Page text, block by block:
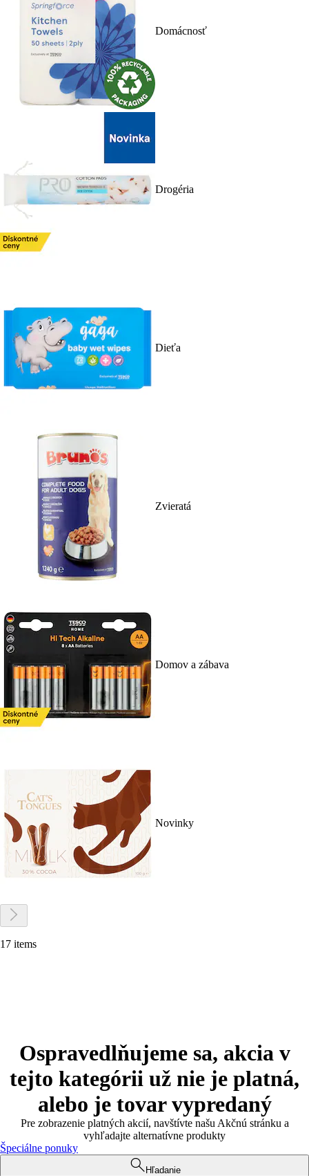
Domácnosť
Drogéria
Dieťa
Zvieratá
Domov a zábava
Novinky
17 items
Ospravedlňujeme sa, akcia v
tejto kategórii už nie je platná,
alebo je tovar vypredaný
Pre zobrazenie platných akcií, navštívte našu Akčnú stránku a
vyhľadajte alternatívne produkty
Špeciálne ponuky
Hľadanie